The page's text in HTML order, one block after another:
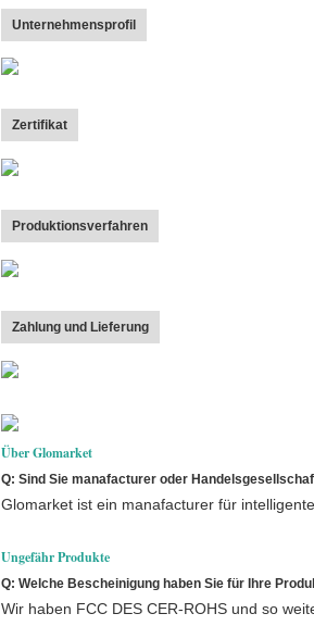
Unternehmensprofil
Zertifikat
Produktionsverfahren
Zahlung und Lieferung
Über Glomarket
Q: Sind Sie manafacturer oder
Glomarket ist ein manafacturer für
Ungefähr Produkte
Q: Welche Bescheinigung haben Sie für Ihre
Wir haben FCC DES CER-ROHS und so